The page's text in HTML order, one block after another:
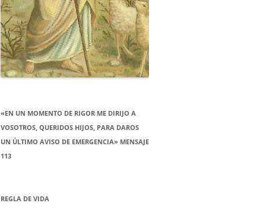
«EN UN MOMENTO DE RIGOR ME DIRIJO A
VOSOTROS, QUERIDOS HIJOS, PARA DAROS
UN ÚLTIMO AVISO DE EMERGENCIA» MENSAJE
113
REGLA DE VIDA